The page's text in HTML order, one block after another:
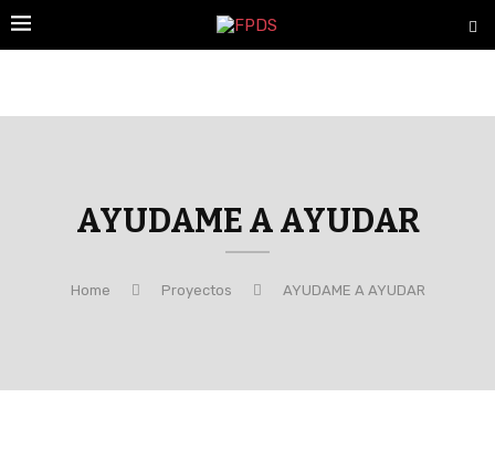
AYUDAME A AYUDAR
Home Proyectos AYUDAME A AYUDAR